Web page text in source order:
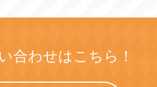
合わせはこちら！